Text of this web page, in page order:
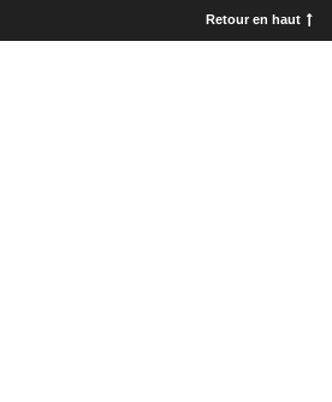
Retour en haut